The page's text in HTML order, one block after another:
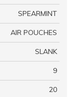
SPEARMINT
AIR POUCHES
SLANK
9
20